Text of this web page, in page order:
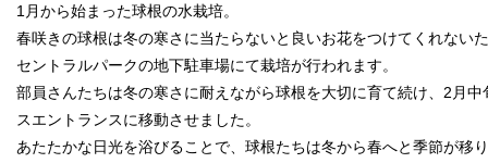
1月から始まった球根の水栽培。
春咲きの球根は冬の寒さに当たらないと良いお花をつけてくれない
セントラルパークの地下駐車場にて栽培が行われます。
部員さんたちは冬の寒さに耐えながら球根を大切に育て続け、2月
スエントランスに移動させました。
あたたかな日光を浴びることで、球根たちは冬から春へと季節が移